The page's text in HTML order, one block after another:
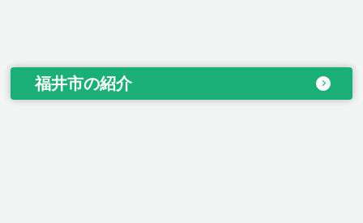
福井市の紹介